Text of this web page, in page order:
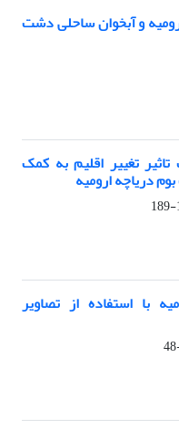
و آبخوان ساحلی دشت
تغییر اقلیم به کمک
دریاچه ارومیه
با استفاده از تصاویر